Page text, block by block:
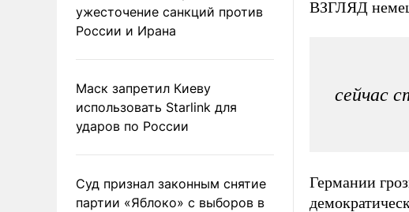
ужесточение санкций против
России и Ирана
Маск запретил Киеву
использовать Starlink для
ударов по России
Суд признал законным снятие
партии «Яблоко» с выборов в
ВЗГЛЯД
сейчас
Германии